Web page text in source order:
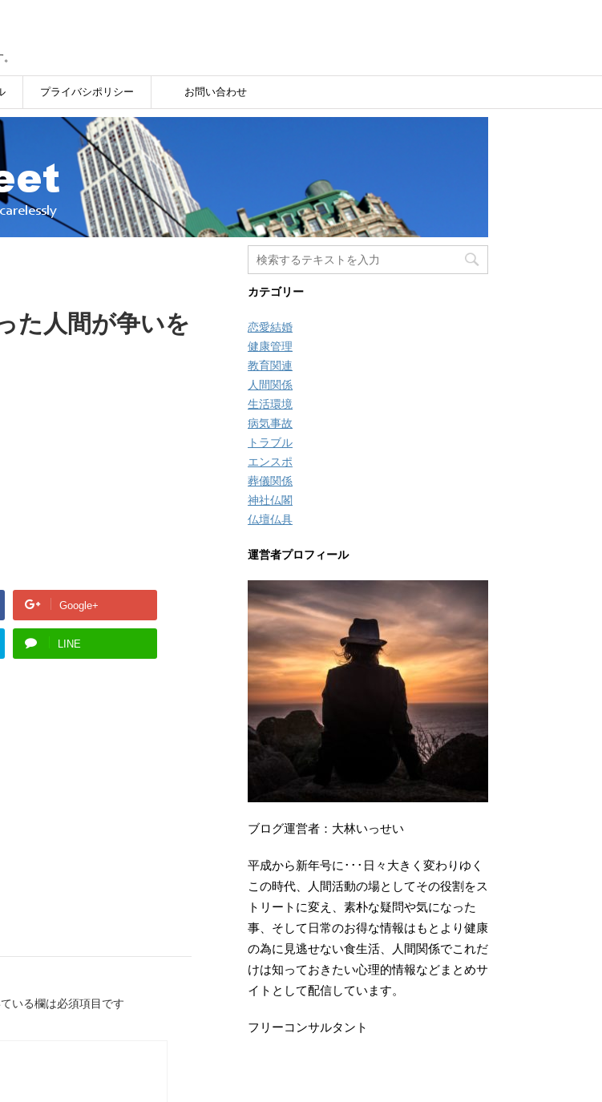
プライバシポリシー お問い合わせ
た人間が争いを
Google+
LINE
いる欄は必須項目です
カテゴリー
恋愛結婚
健康管理
教育関連
人間関係
生活環境
病気事故
トラブル
エンスポ
葬儀関係
神社仏閣
仏壇仏具
運営者プロフィール
ブログ運営者：大林いっせい
平成から新年号に･･･日々大きく変わりゆく
この時代、人間活動の場としてその役割をス
トリートに変え、素朴な疑問や気になった
事、そして日常のお得な情報はもとより健康
の為に見逃せない食生活、人間関係でこれだ
けは知っておきたい心理的情報などまとめサ
イトとして配信しています。
フリーコンサルタント